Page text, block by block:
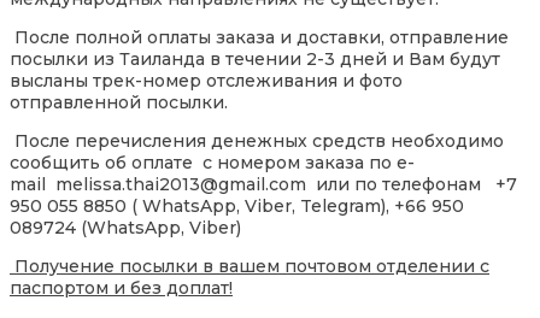
После полной оплаты заказа и доставки, отправление
посылки из Таиланда в течении 2-3 дней и Вам будут
высланы трек-номер отслеживания и фото
отправленной посылки.
После перечисления денежных средств необходимо
сообщить об оплате с номером заказа по e-
mail melissa.thai2013@gmail.com или по телефонам +7
950 055 8850 ( WhatsApp, Viber, Telegram), +66 950
089724 (WhatsApp, Viber)
Получение посылки в вашем почтовом отделении с
паспортом и без доплат!